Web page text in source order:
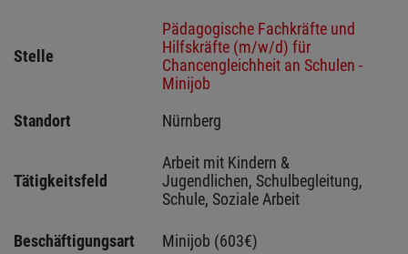
Stelle
Pädagogische Fachkräfte und
Hilfskräfte (m/w/d) für
Chancengleichheit an Schulen -
Minijob
Standort
Nürnberg
Tätigkeitsfeld
Arbeit mit Kindern &
Jugendlichen, Schulbegleitung,
Schule, Soziale Arbeit
Beschäftigungsart Minijob (603€)